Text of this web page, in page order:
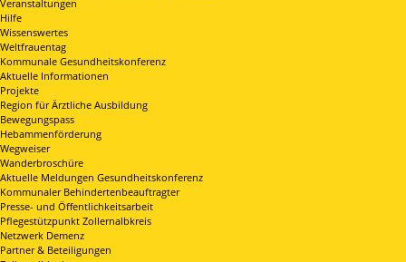
Veranstaltungen
Hilfe
Wissenswertes
Weltfrauentag
Kommunale Gesundheitskonferenz
Aktuelle Informationen
Projekte
Region für Ärztliche Ausbildung
Bewegungspass
Hebammenförderung
Wegweiser
Wanderbroschüre
Aktuelle Meldungen Gesundheitskonferenz
Kommunaler Behindertenbeauftragter
Presse- und Öffentlichkeitsarbeit
Pflegestützpunkt Zollernalbkreis
Netzwerk Demenz
Partner & Beteiligungen